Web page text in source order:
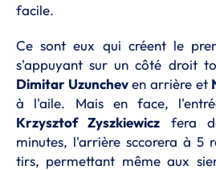
facile.
Ce sont eux qui créent le
s'appuyant sur un côté droit
Dimitar Uzuncheven arrière et
à l'aile. Mais en face,
Krzysztof Zyszkiewicz fera
minutes, l'arrière sccorera à 5
tirs, permettant même aux